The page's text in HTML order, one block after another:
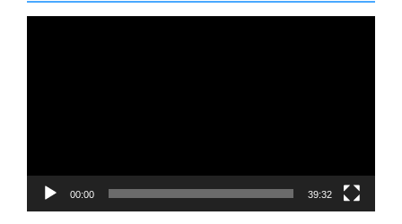
00:00 39:32